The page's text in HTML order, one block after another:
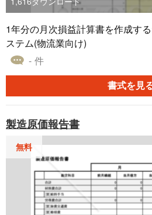
1年分の月次損益計算書を作成す
ステム(物流業向け)
- 件
書式を見
製造原価報告書
無料